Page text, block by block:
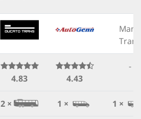
Manu
Trans
4.83
4.43
-
2 × 1 × 1 ×